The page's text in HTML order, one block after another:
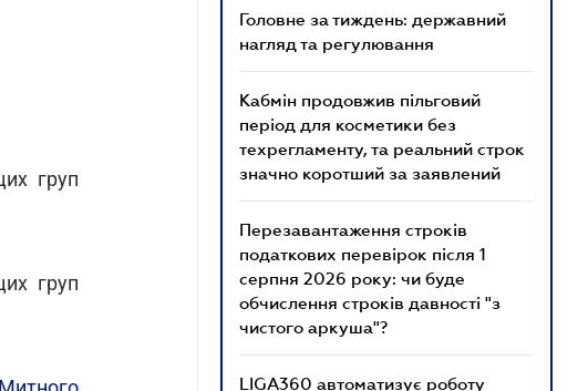
груп
груп
Головне за тиждень: державний
нагляд та регулювання
Кабмін продовжив пільговий
період для косметики без
техрегламенту, та реальний строк
значно коротший за заявлений
Перезавантаження строків
податкових перевірок після 1
серпня 2026 року: чи буде
обчислення строків давності "з
чистого аркуша"?
LIGA360 автоматизує роботу